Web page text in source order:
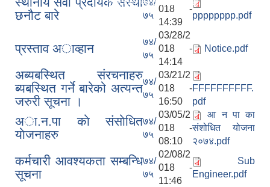
रिक्त पदमा स्थायी शिक्षक सरुवा सम्बन्धी सूचना।
छनौट बारे
७४/
७५
018 -
14:39
pppppppp.pdf
प्रस्ताव अाव्हान
७४/
७५
03/28/2
018 -
14:14
Notice.pdf
अब्यबस्थित संरचनाहरु
ब्यबस्थित गर्ने बारेको अत्यन्त
जरुरी सूचना ।
७४/
७५
03/21/2
018 -
16:50
FFFFFFFFFF.
pdf
अा.न.पा काे स‌ंसाेधित
याेजनाहरु
७४/
७५
03/05/2
018 -
08:10
आ न पा का
संशोधित योजना
२०७४.pdf
कर्मचारी आवश्यकता सम्बन्धि
सूचना
७४/
७५
02/08/2
018 -
11:46
Sub
Engineer.pdf